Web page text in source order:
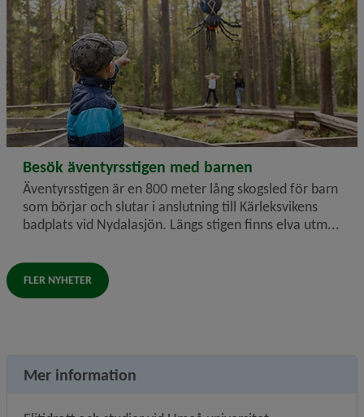
2026-07-02
Besök äventyrsstigen med barnen
Äventyrsstigen är en 800 meter lång skogsled för barn
som börjar och slutar i anslutning till Kärleksvikens
badplats vid Nydalasjön. Längs stigen finns elva utm...
FLER NYHETER
Mer information